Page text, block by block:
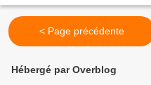
< Page précédente
Hébergé par Overblog